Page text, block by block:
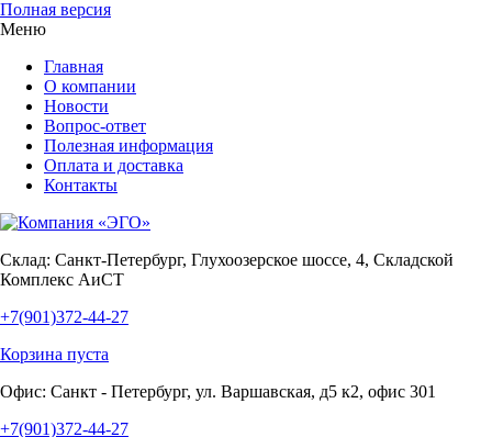
Полная версия
Меню
Главная
О компании
Новости
Вопрос-ответ
Полезная информация
Оплата и доставка
Контакты
Склад: Санкт-Петербург, Глухоозерское шоссе, 4, Складской
Комплекс АиСТ
+7(901)372-44-27
Корзина пуста
Офис: Санкт - Петербург, ул. Варшавская, д5 к2, офис 301
+7(901)372-44-27